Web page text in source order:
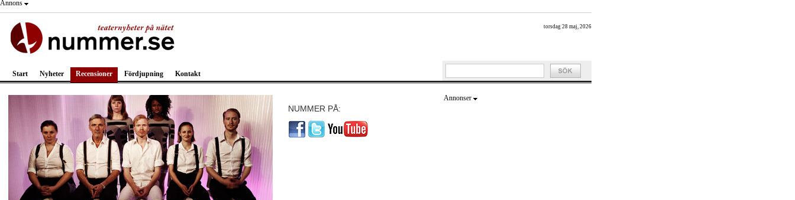
Annons
torsdag 28 maj, 2026
Start Nyheter Recensioner Fördjupning Kontakt
NUMMER PÅ:
Annonser